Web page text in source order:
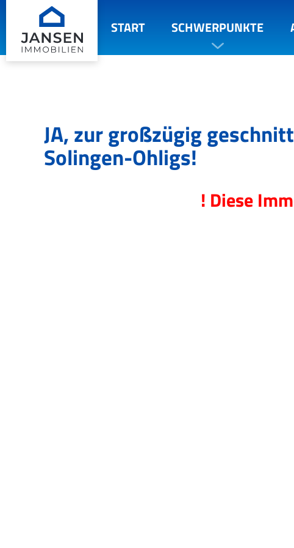
START SCHWERPUNKTE
JA, zur großzügig
Solingen-Ohligs!
! Diese